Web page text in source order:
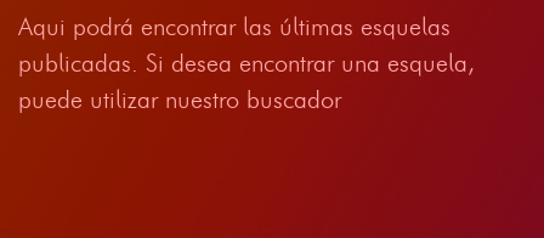
Aqui podrá encontrar las últimas esquelas
publicadas. Si desea encontrar una esquela,
puede utilizar nuestro buscador